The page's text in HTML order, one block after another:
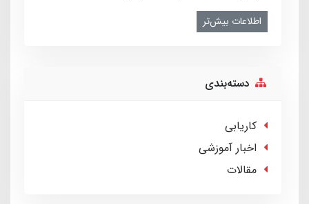
اطلاعات بیش‌تر
دسته‌بندی
کاریابی
اخبار آموزشی
مقالات